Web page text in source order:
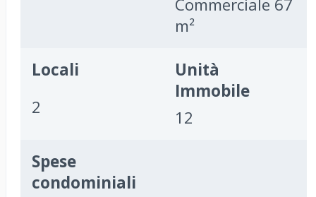
m²
Locali
2
Unità
Immobile
12
Spese
condominiali